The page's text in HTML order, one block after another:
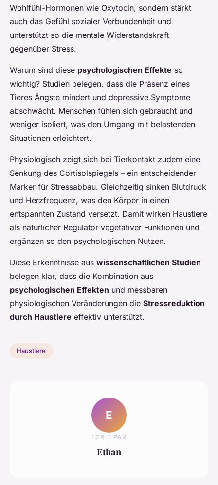
Wohlfühl-Hormonen wie Oxytocin, sondern stärkt
auch das Gefühl sozialer Verbundenheit und
unterstützt so die mentale Widerstandskraft
gegenüber Stress.
Warum sind diese psychologischen Effekte so
wichtig? Studien belegen, dass die Präsenz eines
Tieres Ängste mindert und depressive Symptome
abschwächt. Menschen fühlen sich gebraucht und
weniger isoliert, was den Umgang mit belastenden
Situationen erleichtert.
Physiologisch zeigt sich bei Tierkontakt zudem eine
Senkung des Cortisolspiegels – ein entscheidender
Marker für Stressabbau. Gleichzeitig sinken Blutdruck
und Herzfrequenz, was den Körper in einen
entspannten Zustand versetzt. Damit wirken Haustiere
als natürlicher Regulator vegetativer Funktionen und
ergänzen so den psychologischen Nutzen.
Diese Erkenntnisse aus wissenschaftlichen Studien
belegen klar, dass die Kombination aus
psychologischen Effekten und messbaren
physiologischen Veränderungen die Stressreduktion
durch Haustiere effektiv unterstützt.
Haustiere
E
ECRIT PAR
Ethan